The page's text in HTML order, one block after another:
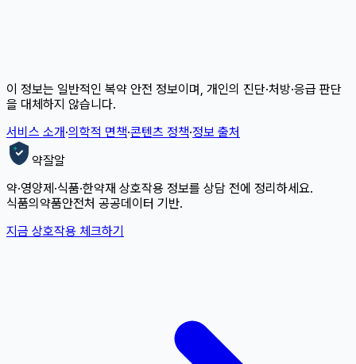
이 정보는 일반적인 복약 안전 정보이며, 개인의 진단·처방·응급 판단
을 대체하지 않습니다.
서비스 소개·의학적 면책·콘텐츠 정책·정보 출처
약잘알
약·영양제·식품·한약재 상호작용 정보를 상담 전에 정리하세요.
식품의약품안전처 공공데이터 기반.
지금 상호작용 체크하기